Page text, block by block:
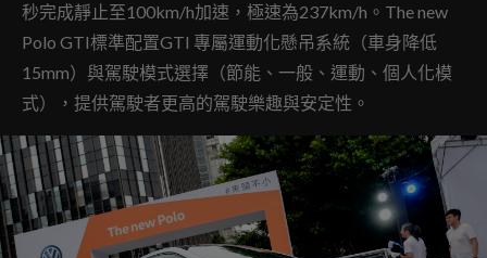
秒完成靜止至100km/h加速，極速為237km/h。The new
Polo GTI標準配置GTI 專屬運動化懸吊系統（車身降低
15mm）與駕駛模式選擇（節能、一般、運動、個人化模
式），提供駕駛者更高的駕駛樂趣與安定性。